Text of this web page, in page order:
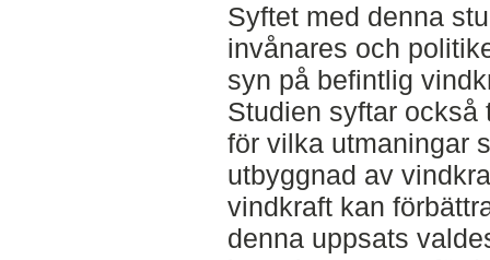
Syftet med denna
invånares och
syn på befintlig
Studien syftar också
för vilka utmaningar
utbyggnad av
vindkraft kan
denna uppsats